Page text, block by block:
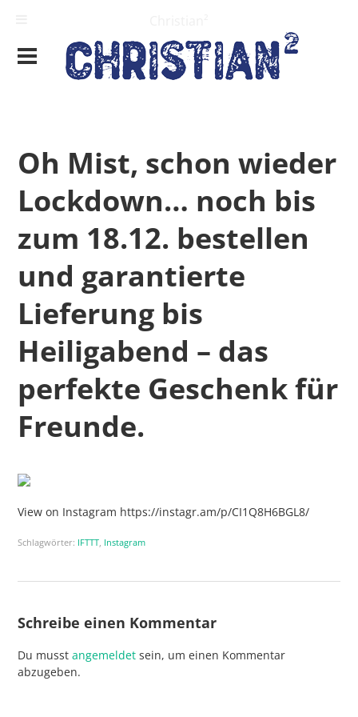
Oh Mist, schon wieder
Lockdown… noch bis
zum 18.12. bestellen
und garantierte
Lieferung bis
Heiligabend – das
perfekte Geschenk für
Freunde.
View on Instagram https://instagr.am/p/CI1Q8H6BGL8/
Schlagwörter: IFTTT, Instagram
Schreibe einen Kommentar
Du musstangemeldet sein, um einen Kommentar
abzugeben.